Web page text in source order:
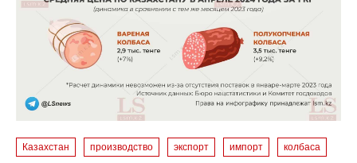
Казахстан производство экспорт импорт колбаса